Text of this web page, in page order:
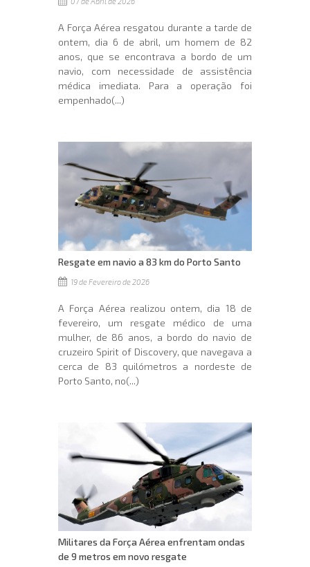
A Força Aérea resgatou durante a tarde de
ontem, dia 6 de abril, um homem de 82
anos, que se encontrava a bordo de um
navio, com necessidade de assistência
médica imediata. Para a operação foi
empenhado(...)
Resgate em navio a 83 km do Porto Santo
19 de Fevereiro de 2026
A Força Aérea realizou ontem, dia 18 de
fevereiro, um resgate médico de uma
mulher, de 86 anos, a bordo do navio de
cruzeiro Spirit of Discovery, que navegava a
cerca de 83 quilómetros a nordeste de
Porto Santo, no(...)
Militares da Força Aérea enfrentam ondas
de 9 metros em novo resgate